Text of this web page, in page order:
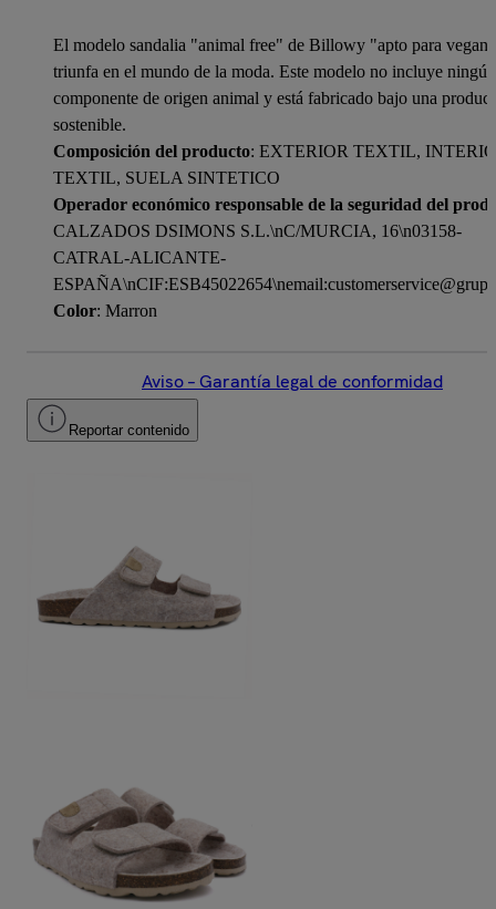
El modelo sandalia "animal free" de Billowy "apto para
triunfa en el mundo de la moda. Este modelo no incluye ningún
componente de origen animal y está fabricado bajo una
sostenible.
Composición del producto: EXTERIOR TEXTIL,
TEXTIL, SUELA SINTETICO
Operador económico responsable de la seguridad del
CALZADOS DSIMONS S.L.\nC/MURCIA, 16\n03158-
CATRAL-ALICANTE-
Color: Marron
Aviso – Garantía legal de conformidad
Reportar contenido